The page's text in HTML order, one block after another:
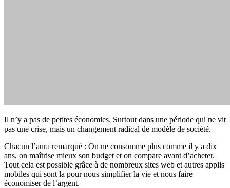
Il n’y a pas de petites économies. Surtout dans une période qui ne vit
pas une crise, mais un changement radical de modèle de société.
Chacun l’aura remarqué : On ne consomme plus comme il y a dix
ans, on maîtrise mieux son budget et on compare avant d’acheter.
Tout cela est possible grâce à de nombreux sites web et autres applis
mobiles qui sont la pour nous simplifier la vie et nous faire
économiser de l’argent.